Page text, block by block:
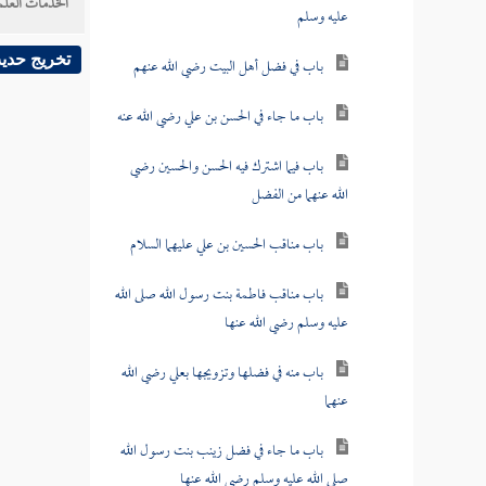
عليه وسلم
باب في فضل أهل البيت رضي الله عنهم
باب ما جاء في الحسن بن علي رضي الله عنه
باب فيما اشترك فيه الحسن والحسين رضي
الله عنهما من الفضل
باب مناقب الحسين بن علي عليهما السلام
باب مناقب فاطمة بنت رسول الله صلى الله
عليه وسلم رضي الله عنها
باب منه في فضلها وتزويجها بعلي رضي الله
عنهما
باب ما جاء في فضل زينب بنت رسول الله
تخريج